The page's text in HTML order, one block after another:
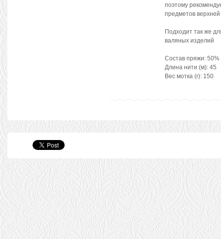
поэтому
предметов
Подходит так же
валяных изделий
Состав пряжи:
Длина нити (м): 45
Вес мотка (г): 150